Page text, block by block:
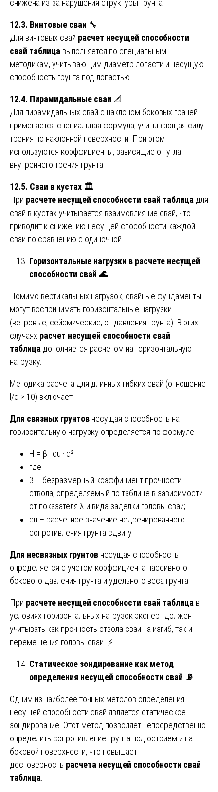
снижена из-за нарушения структуры грунта.
12.3. Винтовые сваи 🔧
Для винтовых свай расчет несущей способности
свай таблица выполняется по специальным
методикам, учитывающим диаметр лопасти и несущую
способность грунта под лопастью.
12.4. Пирамидальные сваи 📐
Для пирамидальных свай с наклоном боковых граней
применяется специальная формула, учитывающая силу
трения по наклонной поверхности. При этом
используются коэффициенты, зависящие от угла
внутреннего трения грунта.
12.5. Сваи в кустах 🏛️
При расчете несущей способности свай таблица для
свай в кустах учитывается взаимовлияние свай, что
приводит к снижению несущей способности каждой
сваи по сравнению с одиночной.
Горизонтальные нагрузки в расчете несущей
способности свай 🌊
Помимо вертикальных нагрузок, свайные фундаменты
могут воспринимать горизонтальные нагрузки
(ветровые, сейсмические, от давления грунта). В этих
случаях расчет несущей способности свай
таблица дополняется расчетом на горизонтальную
нагрузку.
Методика расчета для длинных гибких свай (отношение
l/d > 10) включает:
Для связных грунтов несущая способность на
горизонтальную нагрузку определяется по формуле:
H = β · cu · d²
где:
β – безразмерный коэффициент прочности
ствола, определяемый по таблице в зависимости
от показателя λ и вида заделки головы сваи;
cu – расчетное значение недренированного
сопротивления грунта сдвигу.
Для несвязных грунтов несущая способность
определяется с учетом коэффициента пассивного
бокового давления грунта и удельного веса грунта.
При расчете несущей способности свай таблица в
условиях горизонтальных нагрузок эксперт должен
учитывать как прочность ствола сваи на изгиб, так и
перемещения головы сваи. ⚡
Статическое зондирование как метод
определения несущей способности свай 📡
Одним из наиболее точных методов определения
несущей способности свай является статическое
зондирование. Этот метод позволяет непосредственно
определить сопротивление грунта под острием и на
боковой поверхности, что повышает
достоверность расчета несущей способности свай
таблица